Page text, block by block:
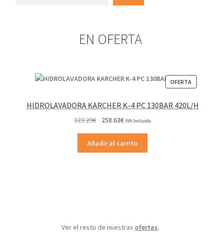
EN OFERTA
OFERTA
EN
HIDROLAVADORA KARCHER K-4 PC 130BAR 420L/H
323.29€
original
era:
258.63€El
actual
es:
IVA Incluido
Añadir al carrito
Ver el resto de nuestras ofertas.